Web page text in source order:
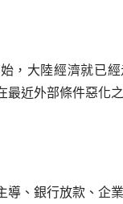
，大陸經濟就已
最近外部條件惡化
導、銀行放款、企